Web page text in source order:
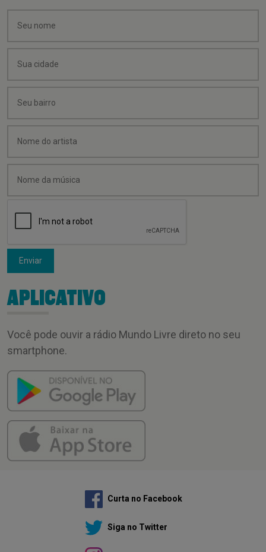
Enviar
APLICATIVO
Você pode ouvir a rádio Mundo Livre direto no seu
smartphone.
Curta no Facebook
Siga no Twitter